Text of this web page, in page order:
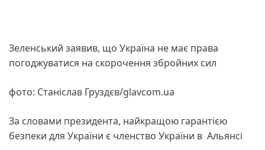
Зеленський заявив, що Україна не має права
погоджуватися на скорочення збройних сил
фото: Станіслав Груздєв/glavcom.ua
За словами президента, найкращою гарантією
безпеки для України є членство України в Альянсі